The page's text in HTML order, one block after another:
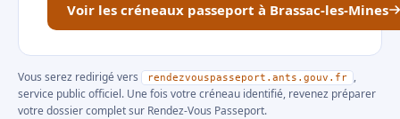
Voir les créneaux passeport à Brassac-les-Mines
Vous serez redirigé vers rendezvouspasseport.ants.gouv.fr
,
service public officiel. Une fois votre créneau identifié, revenez préparer
votre dossier complet sur Rendez-Vous Passeport.